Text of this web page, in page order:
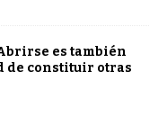
es también
de constituir otras